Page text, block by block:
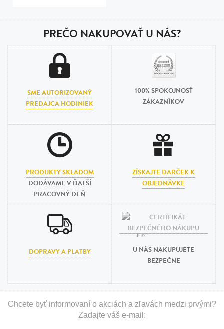
PREČO NAKUPOVAŤ U NÁS?
SME AUTORIZOVANÝ
PREDAJCA HODINIEK
100% SPOKOJNOSŤ
ZÁKAZNÍKOV
PRODUKTY SKLADOM
DODÁVAME V ĎALŠÍ
PRACOVNÝ DEŇ
ZÍSKAJTE DARČEK K
OBJEDNÁVKE
DOPRAVY A PLATBY
U NÁS NAKUPUJETE
BEZPEČNE
Chcete byť informovaní o akciách a zľavách medzi prvými?
Zadajte váš e-mail: